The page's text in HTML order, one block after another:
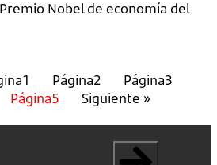
Nobel de economía del
1 Página2 Página3
Página5 Siguiente »